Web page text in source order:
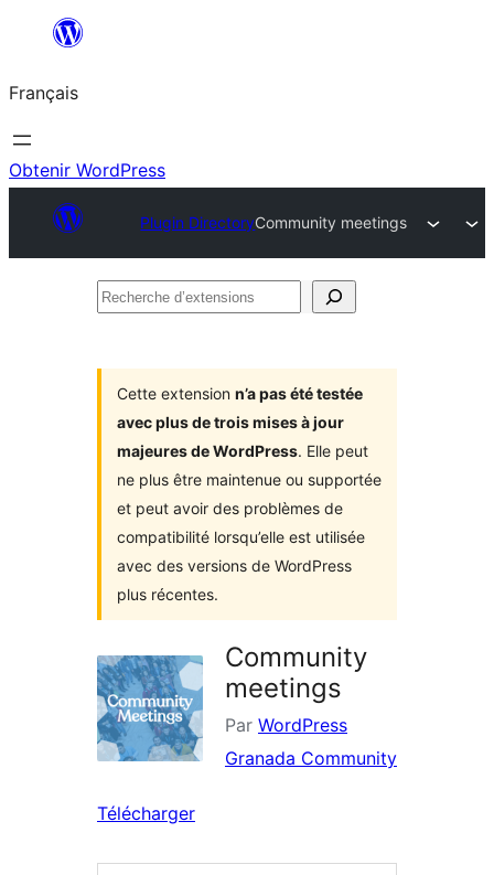
contenu
Français
Obtenir WordPress
Plugin DirectoryCommunity meetings
Recherche
Cette extension n’a pas été testée
avec plus de trois mises à jour
majeures de WordPress. Elle peut
ne plus être maintenue ou supportée
et peut avoir des problèmes de
compatibilité lorsqu’elle est utilisée
avec des versions de WordPress
plus récentes.
Community
meetings
Par WordPress
Granada Community
Télécharger